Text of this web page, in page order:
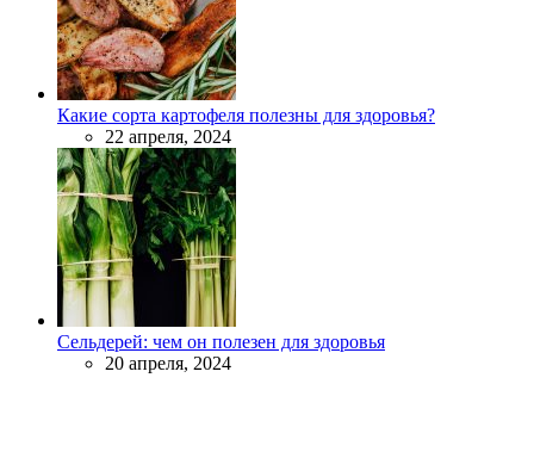
Какие сорта картофеля полезны для здоровья?
22 апреля, 2024
Сельдерей: чем он полезен для здоровья
20 апреля, 2024